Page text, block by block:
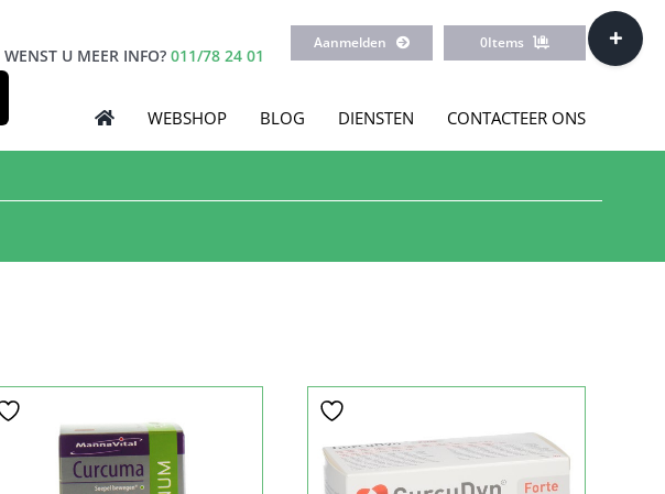
WENST U MEER INFO? 011/78 24 01
Aanmelden 0Items
WEBSHOP BLOG DIENSTEN CONTACTEER ONS
Toggle
Sliding